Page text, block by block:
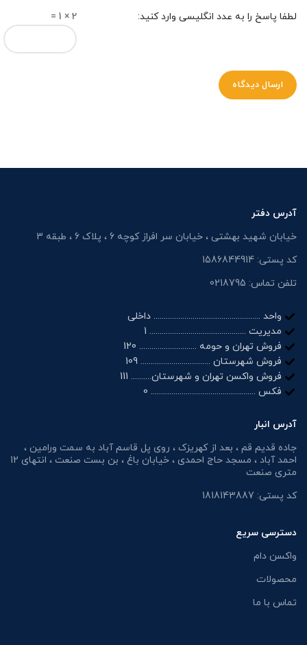
لطفا پاسخ را به عدد انگلیسی وارد کنید:
2 × 1 =
آدرس دفتر
خیابان شهید بهشتی ، خیابان سر افراز کوچه 6 ، پلاک 6 ، طبقه 3
کد پستی: 1586844914
تلفن تماس: 0218795
واحد .................................................... داخلی
مدیریت ............................................... 1
فروش تهران و حومه ............................ 120
فروش شهرستان .................................. 109
فروش واکسن تهران و شهرستان.......... 111
فکس ................................................... 0
آدرس انبار
جاده قدیم قم ، بعد از کهریزک ، روی پل قاسم آباد به سمت ورامین ،
احمد آباد ، مسجد حاج احمدی ، خیابان باغ ، بن بست صنعت ، انتهای 12
متری صنعت
کد پستی: 1818143887
دسترسی سریع
واکسن دام
محصولات
تماس با ما